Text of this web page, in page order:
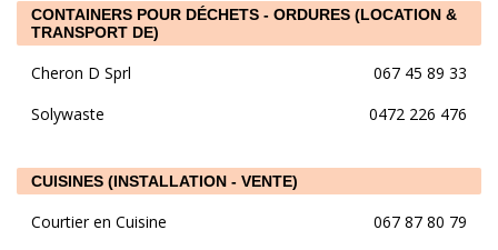
CONTAINERS POUR DÉCHETS - ORDURES (LOCATION &
TRANSPORT DE)
Cheron D Sprl
067 45 89 33
Solywaste
0472 226 476
CUISINES (INSTALLATION - VENTE)
Courtier en Cuisine
067 87 80 79